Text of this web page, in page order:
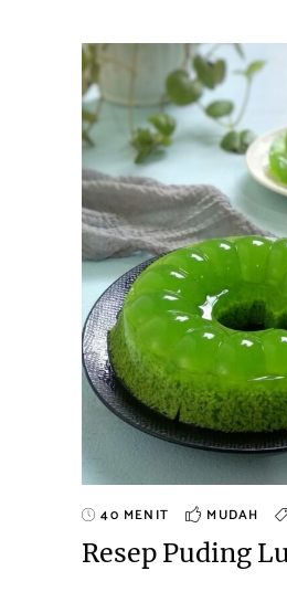
40 MENIT MUDAH
Resep Puding